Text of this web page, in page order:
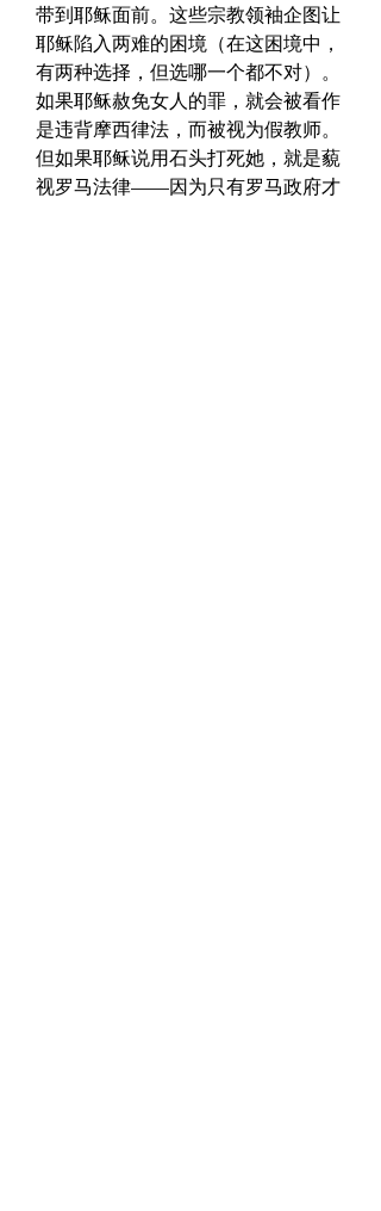
带到耶稣面前。这些宗教领袖企图让
耶稣陷入两难的困境（在这困境中，
有两种选择，但选哪一个都不对）。
如果耶稣赦免女人的罪，就会被看作
是违背摩西律法，而被视为假教师。
但如果耶稣说用石头打死她，就是藐
视罗马法律——因为只有罗马政府才